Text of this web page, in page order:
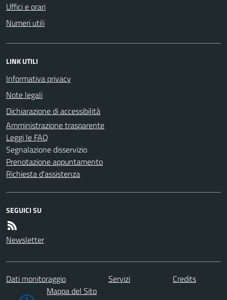
Uffici e orari
Numeri utili
LINK UTILI
Informativa privacy
Note legali
Dichiarazione di accessibilità
Amministrazione trasparente
Leggi le FAQ
Segnalazione disservizio
Prenotazione appuntamento
Richiesta d'assistenza
SEGUICI SU
Newsletter
Dati monitoraggio Servizi
Credits
Mappa del Sito